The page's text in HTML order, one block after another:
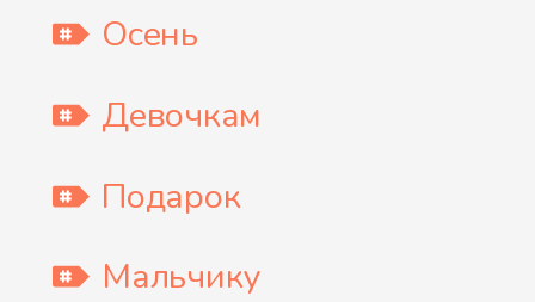
Осень
Девочкам
Подарок
Мальчику